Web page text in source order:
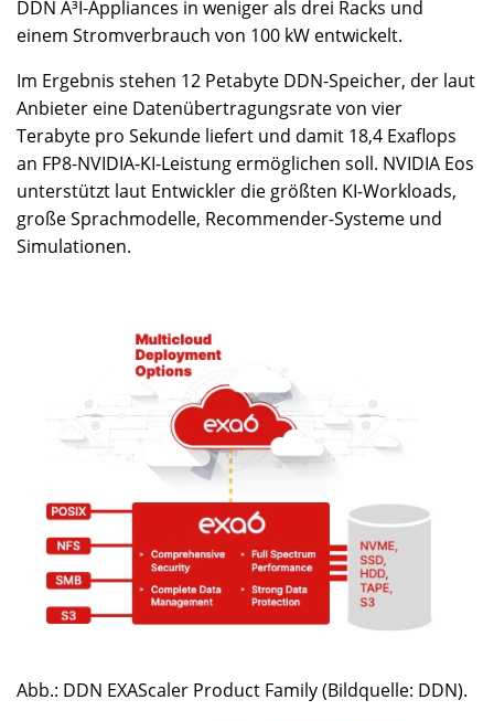
DDN A³I-Appliances in weniger als drei Racks und
einem Stromverbrauch von 100 kW entwickelt.
Im Ergebnis stehen 12 Petabyte DDN-Speicher, der laut
Anbieter eine Datenübertragungsrate von vier
Terabyte pro Sekunde liefert und damit 18,4 Exaflops
an FP8-NVIDIA-KI-Leistung ermöglichen soll. NVIDIA Eos
unterstützt laut Entwickler die größten KI-Workloads,
große Sprachmodelle, Recommender-Systeme und
Simulationen.
Abb.: DDN EXAScaler Product Family (Bildquelle: DDN).